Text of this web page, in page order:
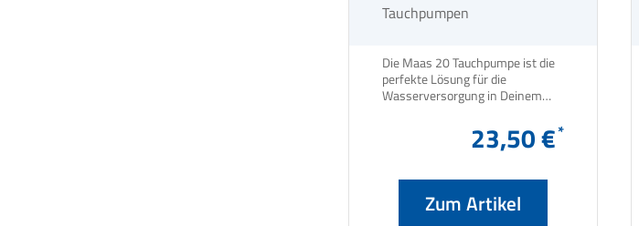
Tauchpumpen
Die Maas 20 Tauchpumpe ist die
perfekte Lösung für die
Wasserversorgung in Deinem
23,50 €
Zum Artikel